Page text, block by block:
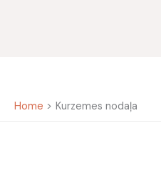
Home Kurzemes nodaļa